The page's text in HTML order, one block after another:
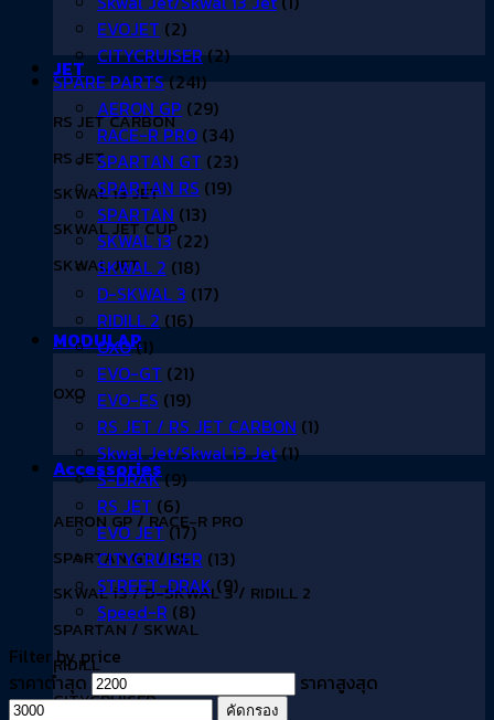
JET
RS JET CARBON
RS JET
SKWAL i3 JET
SKWAL JET CUP
SKWAL JET
MODULAR
OXO
Accessories
AERON GP / RACE-R PRO
SPARTAN GT / RS
SKWAL i3 / D-SKWAL 3 / RIDILL 2
SPARTAN / SKWAL
RIDILL
CITYCRUISER
EVOJET (2)
CITYCRUISER (2)
SPARE PARTS (241)
AERON GP (29)
RACE-R PRO (34)
SPARTAN GT (23)
SPARTAN RS (19)
SPARTAN (13)
SKWAL i3 (22)
SKWAL 2 (18)
D-SKWAL 3 (17)
RIDILL 2 (16)
OXO(1)
EVO-GT (21)
EVO-ES (19)
RS JET / RS JET CARBON (1)
Skwal Jet/Skwal i3 Jet (1)
S-DRAK (9)
RS JET (6)
EVO JET (17)
CITYCRUISER (13)
STREET-DRAK (9)
Speed-R (8)
Filter by price
ราคาต่ำสุด
ราคาสูงสุด
คัดกรอง